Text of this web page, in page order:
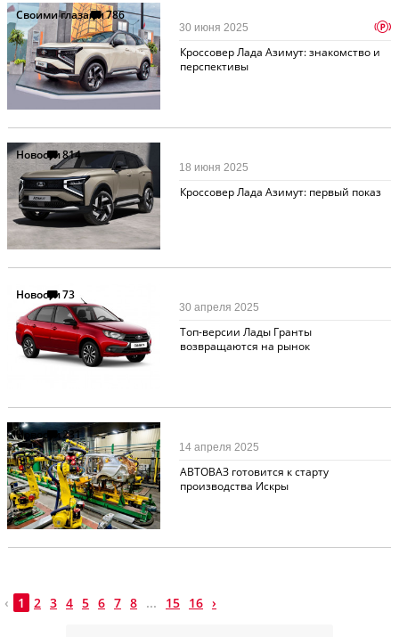
Своими глазами786
Кроссовер Лада Азимут: знакомство и
перспективы
30 июня 2025 p
Новости814
Кроссовер Лада Азимут: первый показ
18 июня 2025
Новости73
Топ-версии Лады Гранты
возвращаются на рынок
30 апреля 2025
Новости231
АВТОВАЗ готовится к старту
производства Искры
14 апреля 2025
‹ 1 2 3 4 5 6 7 8 ... 15 16 ›